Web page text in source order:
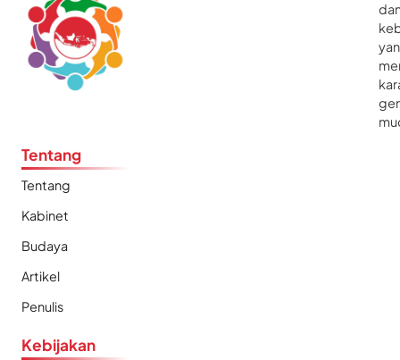
Tentang
Tentang
Kabinet
Budaya
Artikel
Penulis
Kebijakan